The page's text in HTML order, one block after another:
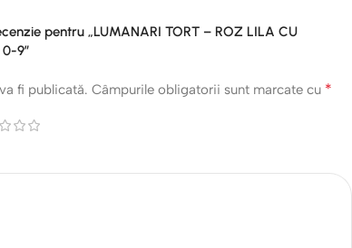
pentru „LUMANARI TORT – ROZ LILA CU
0-9”
fi publicată. Câmpurile obligatorii sunt marcate cu *